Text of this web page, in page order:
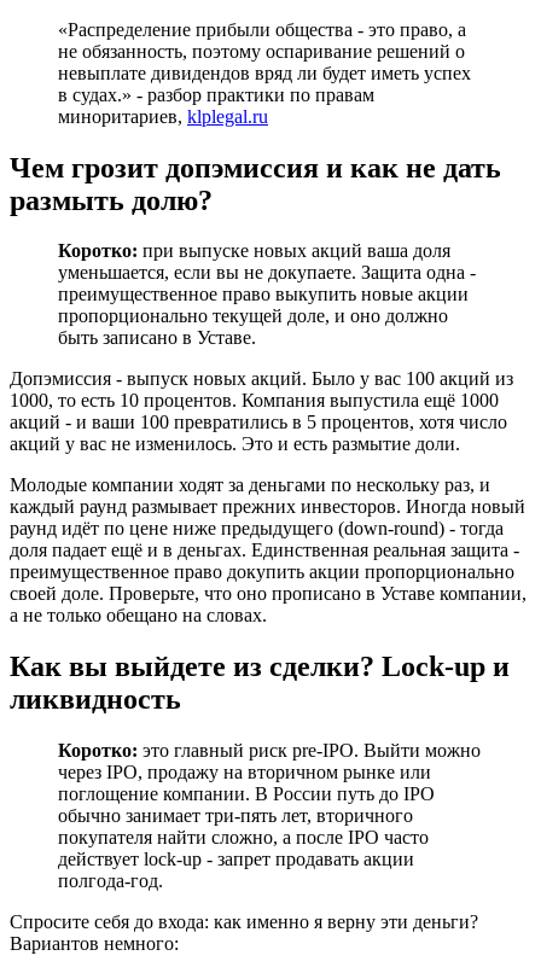
«Распределение прибыли общества - это право, а
не обязанность, поэтому оспаривание решений о
невыплате дивидендов вряд ли будет иметь успех
в судах.» - разбор практики по правам
миноритариев, klplegal.ru
Чем грозит допэмиссия и как не дать
размыть долю?
Коротко: при выпуске новых акций ваша доля
уменьшается, если вы не докупаете. Защита одна -
преимущественное право выкупить новые акции
пропорционально текущей доле, и оно должно
быть записано в Уставе.
Допэмиссия - выпуск новых акций. Было у вас 100 акций из
1000, то есть 10 процентов. Компания выпустила ещё 1000
акций - и ваши 100 превратились в 5 процентов, хотя число
акций у вас не изменилось. Это и есть размытие доли.
Молодые компании ходят за деньгами по нескольку раз, и
каждый раунд размывает прежних инвесторов. Иногда новый
раунд идёт по цене ниже предыдущего (down-round) - тогда
доля падает ещё и в деньгах. Единственная реальная защита -
преимущественное право докупить акции пропорционально
своей доле. Проверьте, что оно прописано в Уставе компании,
а не только обещано на словах.
Как вы выйдете из сделки? Lock-up и
ликвидность
Коротко: это главный риск pre-IPO. Выйти можно
через IPO, продажу на вторичном рынке или
поглощение компании. В России путь до IPO
обычно занимает три-пять лет, вторичного
покупателя найти сложно, а после IPO часто
действует lock-up - запрет продавать акции
полгода-год.
Спросите себя до входа: как именно я верну эти деньги?
Вариантов немного: